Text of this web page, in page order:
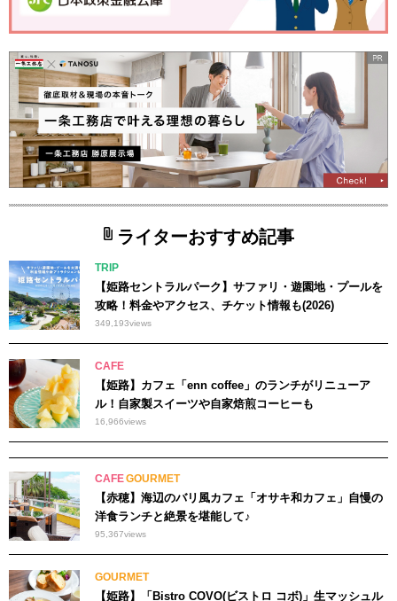
ライターおすすめ記事
TRIP
【姫路セントラルパーク】サファリ・遊園地・プールを
攻略！料金やアクセス、チケット情報も(2026)
349,193views
CAFE
【姫路】カフェ「enn coffee」のランチがリニューア
ル！自家製スイーツや自家焙煎コーヒーも
16,966views
CAFEGOURMET
【赤穂】海辺のバリ風カフェ「オサキ和カフェ」自慢の
洋食ランチと絶景を堪能して♪
95,367views
GOURMET
【姫路】「Bistro COVO(ビストロ コボ)」生マッシュル